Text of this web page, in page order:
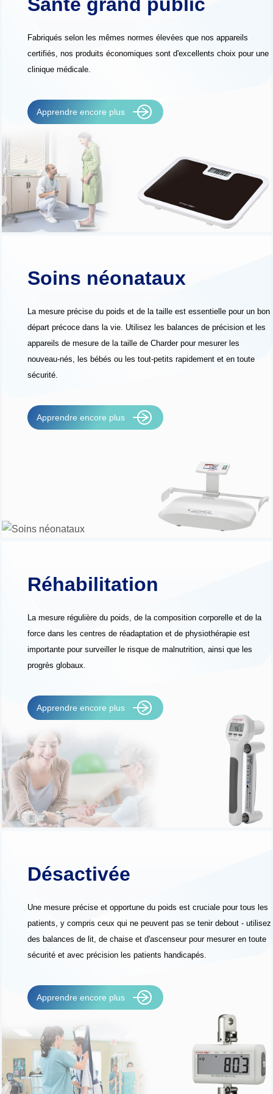
Fabriqués selon les mêmes normes élevées que nos appareils
certifiés, nos produits économiques sont d'excellents choix pour une
clinique médicale.
Apprendre encore plus
Soins néonataux
La mesure précise du poids et de la taille est essentielle pour un bon
départ précoce dans la vie. Utilisez les balances de précision et les
appareils de mesure de la taille de Charder pour mesurer les
nouveau-nés, les bébés ou les tout-petits rapidement et en toute
sécurité.
Apprendre encore plus
Réhabilitation
La mesure régulière du poids, de la composition corporelle et de la
force dans les centres de réadaptation et de physiothérapie est
importante pour surveiller le risque de malnutrition, ainsi que les
progrès globaux.
Apprendre encore plus
Désactivée
Une mesure précise et opportune du poids est cruciale pour tous les
patients, y compris ceux qui ne peuvent pas se tenir debout - utilisez
des balances de lit, de chaise et d'ascenseur pour mesurer en toute
sécurité et avec précision les patients handicapés.
Apprendre encore plus